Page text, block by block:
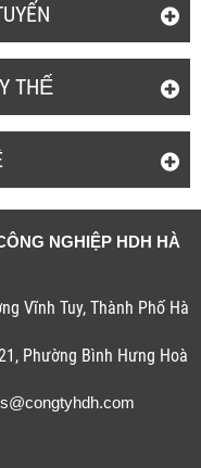
THẾ
NGHIỆP HDH HÀ
Vĩnh Tuy, Thành Phố Hà
Phường Bình Hưng Hoà